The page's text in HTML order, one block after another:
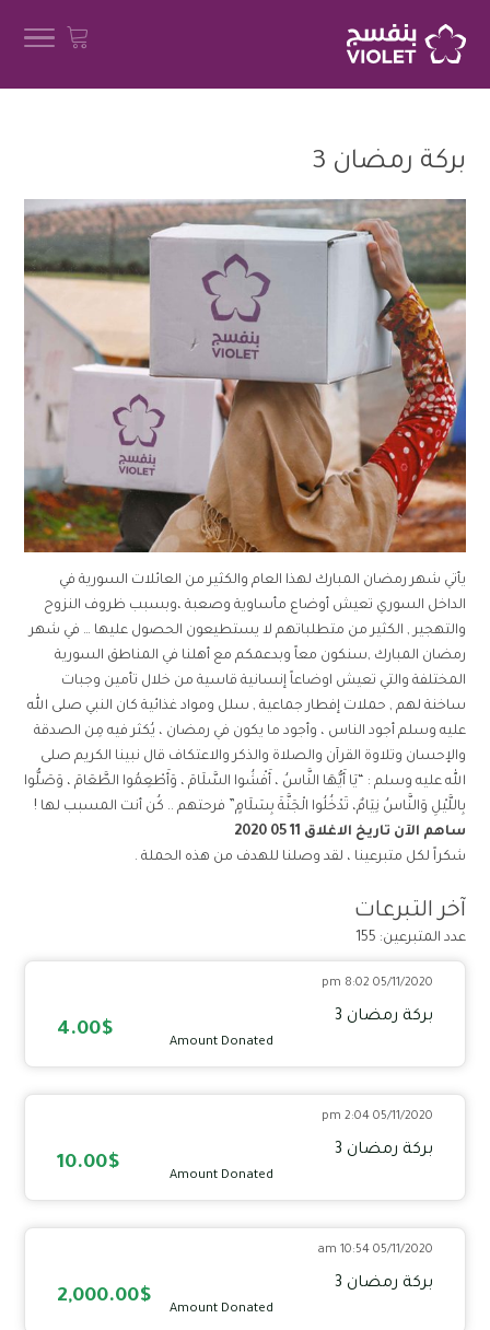
بركة رمضان 3
يأتي شهر رمضان المبارك لهذا العام والكثير من العائلات السورية في
الداخل السوري تعيش أوضاع مأساوية وصعبة ،وبسبب ظروف النزوح
والتهجير , الكثير من متطلباتهم لا يستطيعون الحصول عليها … في شهر
رمضان المبارك ,سنكون معاً وبدعمكم مع أهلنا في المناطق السورية
المختلفة والتي تعيش اوضاعاً إنسانية قاسية من خلال تأمين وجبات
ساخنة لهم , حملات إفطار جماعية , سلل ومواد غذائية كان النبي صلى الله
عليه وسلم أجود الناس ، وأجود ما يكون في رمضان ، يُكثر فيه مِن الصدقة
والإحسان وتلاوة القرآن والصلاة والذكر والاعتكاف قال نبينا الكريم صلى
الله عليه وسلم : “يَا أَيُّهَا النَّاسُ ، أَفْشُوا السَّلَامَ ، وَأَطْعِمُوا الطَّعَامَ ، وَصَلُّوا
بِاللَّيْلِ وَالنَّاسُ نِيَامٌ، تَدْخُلُوا الْجَنَّةَ بِسَلَامٍ” فرحتهم .. كُن أنت المسبب لها !
ساهم الآن تاريخ الاغلاق 11 05 2020
شكراً لكل متبرعينا ، لقد وصلنا للهدف من هذه الحملة .
آخر التبرعات
عدد المتبرعين: 155
05/11/2020 8:02 pm
بركة رمضان 3
Amount Donated
4.00$
05/11/2020 2:04 pm
بركة رمضان 3
Amount Donated
10.00$
05/11/2020 10:54 am
بركة رمضان 3
Amount Donated
2,000.00$